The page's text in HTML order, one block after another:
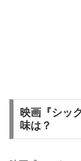
映画『シッ
味は？